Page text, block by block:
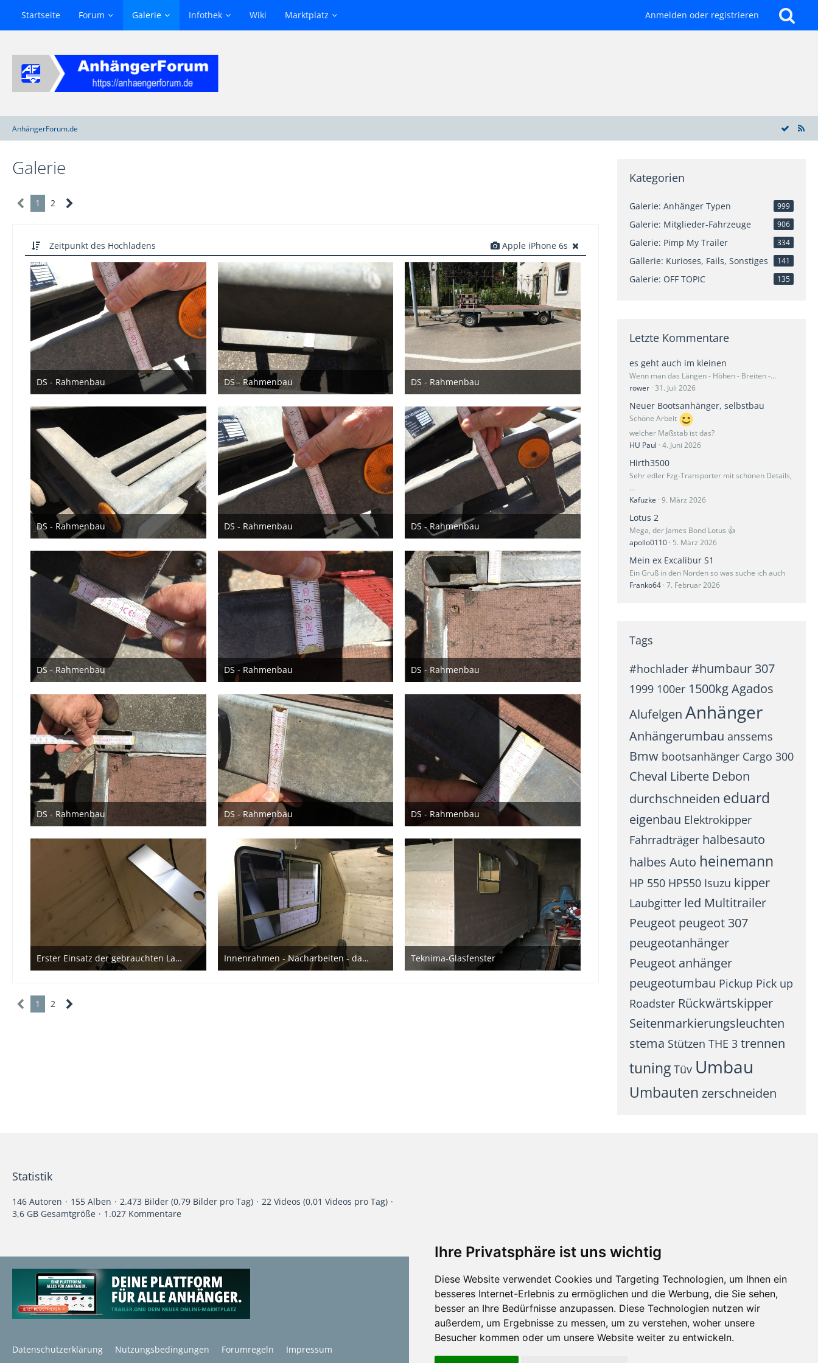
Ihre Privatsphäre ist uns wichtig
Diese Website verwendet Cookies und Targeting Technologien, um Ihnen ein
besseres Internet-Erlebnis zu ermöglichen und die Werbung, die Sie sehen,
besser an Ihre Bedürfnisse anzupassen. Diese Technologien nutzen wir
außerdem, um Ergebnisse zu messen, um zu verstehen, woher unsere
Besucher kommen oder um unsere Website weiter zu entwickeln.
Startseite Forum Galerie Infothek Wiki Marktplatz Anmelden oder registrieren
AnhängerForum.de
Galerie
1 2
Zeitpunkt des Hochladens Apple iPhone 6s
DS - Rahmenbau
23. Juni 2022
DS - Rahmenbau
23. Juni 2022
DS - Rahmenbau
23. Juni 2022
DS - Rahmenbau
23. Juni 2022
DS - Rahmenbau
23. Juni 2022
DS - Rahmenbau
23. Juni 2022
DS - Rahmenbau
23. Juni 2022
DS - Rahmenbau
23. Juni 2022
DS - Rahmenbau
23. Juni 2022
DS - Rahmenbau
23. Juni 2022
DS - Rahmenbau
23. Juni 2022
DS - Rahmenbau
23. Juni 2022
Erster Einsatz der gebrauchten Lamellosäge
23. November 2021
Innenrahmen - Nacharbeiten - dann passr‘s
19. November 2021
Teknima-Glasfenster
19. November 2021
1 2
Kategorien
Galerie: Anhänger Typen 999
Galerie: Mitglieder-Fahrzeuge 906
Galerie: Pimp My Trailer 334
Gallerie: Kurioses, Fails, Sonstiges 141
Galerie: OFF TOPIC 135
Letzte Kommentare
es geht auch im kleinen
Wenn man das Längen - Höhen - Breiten -…
rower 31. Juli 2026
Neuer Bootsanhänger, selbstbau
Schöne Arbeit
welcher Maßstab ist das?
HU Paul 4. Juni 2026
Hirth3500
Sehr edler Fzg-Transporter mit schönen Details,
…
Kafuzke 9. März 2026
Lotus 2
Mega, der James Bond Lotus 👍
apollo0110 5. März 2026
Mein ex Excalibur S1
Ein Gruß in den Norden so was suche ich auch
Franko64 7. Februar 2026
Tags
#hochlader #humbaur 307
1999 100er 1500kgAgados
Alufelgen Anhänger
Anhängerumbau anssems
Bmw bootsanhänger Cargo 300
Cheval Liberte Debon
durchschneiden eduard
eigenbau Elektrokipper
Fahrradträger halbesauto
halbes Auto heinemann
HP 550 HP550 Isuzu kipper
Laubgitter led Multitrailer
Peugeot peugeot 307
peugeotanhänger
Peugeot anhänger
peugeotumbau Pickup Pick up
Roadster Rückwärtskipper
Seitenmarkierungsleuchten
stema Stützen THE 3 trennen
tuning Tüv Umbau
Umbauten zerschneiden
Statistik
146 Autoren 155 Alben 2.473 Bilder (0,79 Bilder pro Tag)
22 Videos (0,01 Videos pro Tag)
3,6 GB Gesamtgröße
1.027 Kommentare
Datenschutzerklärung Nutzungsbedingungen Forumregeln Impressum